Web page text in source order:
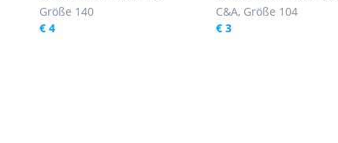
Größe 140
€ 4
C&A, Größe 104
€ 3